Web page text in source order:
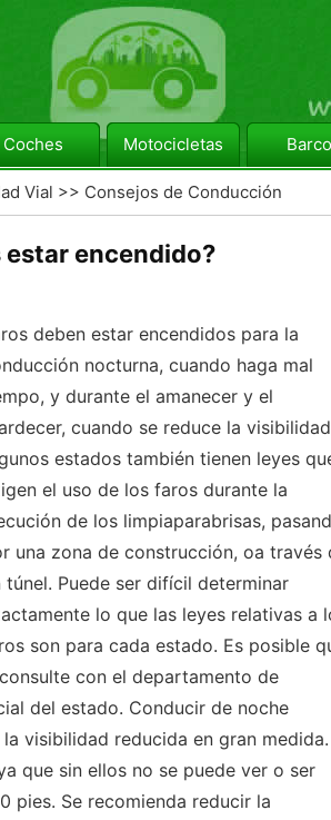
Coches Motocicletas
Vial >> Consejos de Conducción
estar encendido?
deben estar encendidos para la
nocturna, cuando haga mal
y durante el amanecer y el
cuando se reduce la
estados también tienen leyes
el uso de los faros durante la
de los limpiaparabrisas,
una zona de construcción, oa través
túnel. Puede ser difícil determinar
lo que las leyes relativas a
son para cada estado. Es posible
con el departamento de
del estado. Conducir de noche
visibilidad reducida en gran medida.
que sin ellos no se puede ver o ser
pies. Se recomienda reducir la